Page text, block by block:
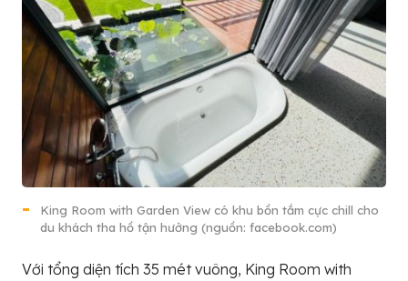
King Room with Garden View có khu bồn tắm cực chill cho
du khách tha hồ tận hưởng (nguồn: facebook.com)
Với tổng diện tích 35 mét vuông, King Room with